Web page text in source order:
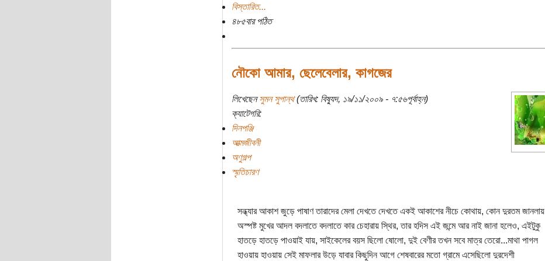
বিস্তারিত...
৪৮৫বার পঠিত
নৌকো আমার, ছেলেবেলার, কাগজের
লিখেছেনসুমন সুপান্থ(তারিখ: বিষ্যুদ, ১৯/১১/২০০৯ - ৭:৫৬পূর্বাহ্ন)
ক্যাটেগরি:
দিনপঞ্জি
আত্মজীবনী
অণুগল্প
স্মৃতিচারণ
সন্ধ্যার আকাশ জুড়ে পাষাণ তারাদের মেলা দেখতে দেখতে একই আকাশের নীচে কোথায়, কোন দুরতম জানলায়
অস্পষ্ট মুখের আদল বদলাতে বদলাতে কার চেহারায় স্থির, তার হদিস এই জন্মে আর নাই জানা হলেও, এইটুকু
হাতড়ে হাতড়ে পাওয়াই যায়, সাইকেলের বয়স ছিলো ষোলো, দুই বেণীর তখন সবে মাত্র তেরো...মাথা পাগল
হাওয়ায় হাওয়ায় সেই মাফলার উড়ে যাবার কিছুদিন আগে শেষবারের মতো গ্রামে এসেছিলো দুরদেশী